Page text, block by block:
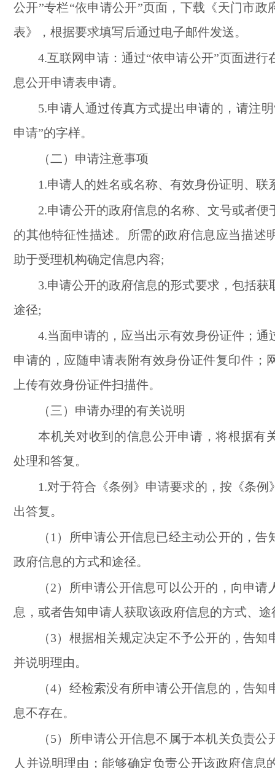
公开”专栏“依申请公开”页面，下载《天门市政
表》，根据要求填写后通过电子邮件发送。
4.互联网申请：通过“依申请公开”页面进行
息公开申请表申请。
5.申请人通过传真方式提出申请的，请注
申请”的字样。
（二）申请注意事项
1.申请人的姓名或名称、有效身份证明、联
2.申请公开的政府信息的名称、文号或者便
的其他特征性描述。所需的政府信息应当描述
助于受理机构确定信息内容;
3.申请公开的政府信息的形式要求，包括获
途径;
4.当面申请的，应当出示有效身份证件；通
申请的，应随申请表附有效身份证件复印件；
上传有效身份证件扫描件。
（三）申请办理的有关说明
本机关对收到的信息公开申请，将根据有
处理和答复。
1.对于符合《条例》申请要求的，按《条例
出答复。
（1）所申请公开信息已经主动公开的，告
政府信息的方式和途径。
（2）所申请公开信息可以公开的，向申请
息，或者告知申请人获取该政府信息的方式、
（3）根据相关规定决定不予公开的，告知
并说明理由。
（4）经检索没有所申请公开信息的，告知
息不存在。
（5）所申请公开信息不属于本机关负责公
人并说明理由；能够确定负责公开该政府信息